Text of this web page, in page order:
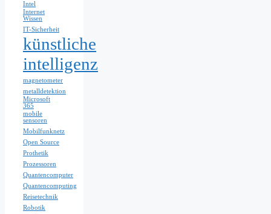
Intel
Internet
Wissen
IT-Sicherheit
künstliche
intelligenz
magnetometer
metalldetektion
Microsoft
365
mobile
sensoren
Mobilfunknetz
Open Source
Prothetik
Prozessoren
Quantencomputer
Quantencomputing
Reisetechnik
Robotik